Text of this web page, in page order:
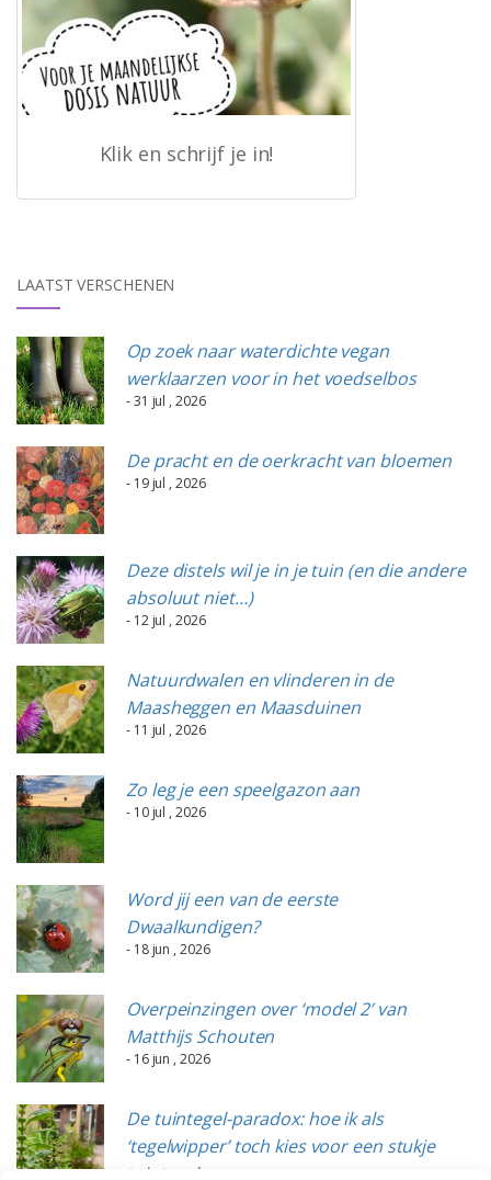
Klik en schrijf je in!
LAATST VERSCHENEN
Op zoek naar waterdichte vegan
werklaarzen voor in het voedselbos
- 31 jul , 2026
De pracht en de oerkracht van bloemen
- 19 jul , 2026
Deze distels wil je in je tuin (en die andere
absoluut niet…)
- 12 jul , 2026
Natuurdwalen en vlinderen in de
Maasheggen en Maasduinen
- 11 jul , 2026
Zo leg je een speelgazon aan
- 10 jul , 2026
Word jij een van de eerste
Dwaalkundigen?
- 18 jun , 2026
Overpeinzingen over ‘model 2’ van
Matthijs Schouten
- 16 jun , 2026
De tuintegel-paradox: hoe ik als
‘tegelwipper’ toch kies voor een stukje
tuintegels